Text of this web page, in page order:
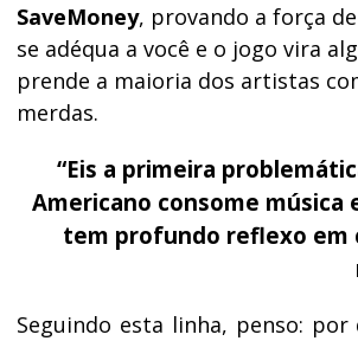
SaveMoney, provando a força
se adéqua a você e o jogo vira
prende a maioria dos artistas
merdas.
“Eis a primeira
Americano consome
tem profundo reflexo em
Seguindo esta linha, penso: